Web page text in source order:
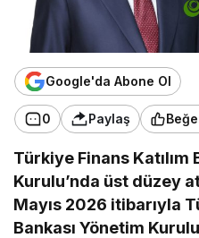
Google'da Abone Ol
0 Paylaş
Türkiye Finans Katılım
Kurulu’nda üst düzey
Mayıs 2026 itibarıyla
Bankası Yönetim